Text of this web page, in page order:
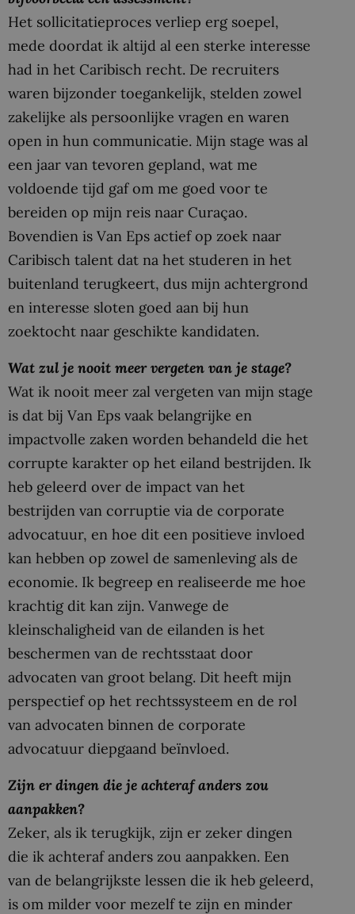
Het sollicitatieproces verliep erg soepel,
mede doordat ik altijd al een sterke interesse
had in het Caribisch recht. De recruiters
waren bijzonder toegankelijk, stelden zowel
zakelijke als persoonlijke vragen en waren
open in hun communicatie. Mijn stage was al
een jaar van tevoren gepland, wat me
voldoende tijd gaf om me goed voor te
bereiden op mijn reis naar Curaçao.
Bovendien is Van Eps actief op zoek naar
Caribisch talent dat na het studeren in het
buitenland terugkeert, dus mijn achtergrond
en interesse sloten goed aan bij hun
zoektocht naar geschikte kandidaten.
Wat zul je nooit meer vergeten van je stage?
Wat ik nooit meer zal vergeten van mijn stage
is dat bij Van Eps vaak belangrijke en
impactvolle zaken worden behandeld die het
corrupte karakter op het eiland bestrijden. Ik
heb geleerd over de impact van het
bestrijden van corruptie via de corporate
advocatuur, en hoe dit een positieve invloed
kan hebben op zowel de samenleving als de
economie. Ik begreep en realiseerde me hoe
krachtig dit kan zijn. Vanwege de
kleinschaligheid van de eilanden is het
beschermen van de rechtsstaat door
advocaten van groot belang. Dit heeft mijn
perspectief op het rechtssysteem en de rol
van advocaten binnen de corporate
advocatuur diepgaand beïnvloed.
Zijn er dingen die je achteraf anders zou
aanpakken?
Zeker, als ik terugkijk, zijn er zeker dingen
die ik achteraf anders zou aanpakken. Een
van de belangrijkste lessen die ik heb geleerd,
is om milder voor mezelf te zijn en minder